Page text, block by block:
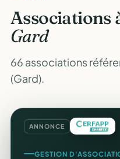
Associations
Gard
66 associations
(Gard).
ANNONCE
GESTION